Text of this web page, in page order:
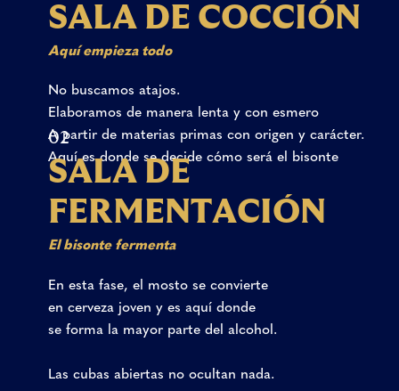
SALA DE COCCIÓN
Aquí empieza todo
No buscamos atajos.
Elaboramos de manera lenta y con esmero
A partir de materias primas con origen y carácter.
Aquí es donde se decide cómo será el bisonte
02
SALA DE
FERMENTACIÓN
El bisonte fermenta
En esta fase, el mosto se convierte
en cerveza joven y es aquí donde
se forma la mayor parte del alcohol.
Las cubas abiertas no ocultan nada.